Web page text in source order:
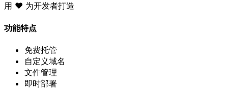
用 ❤️ 为开发者打造
功能特点
免费托管
自定义域名
文件管理
即时部署